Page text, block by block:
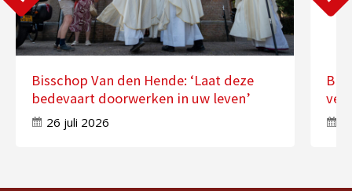
Bisschop Van den Hende: ‘Laat deze
bedevaart doorwerken in uw leven’
26 juli 2026